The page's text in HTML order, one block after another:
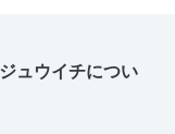
ュウイチについ